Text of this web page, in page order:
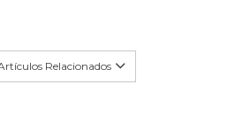
Relacionados